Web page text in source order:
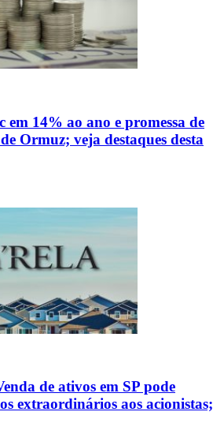
em 14% ao ano e promessa de
Ormuz; veja destaques desta
de ativos em SP pode
extraordinários aos acionistas;